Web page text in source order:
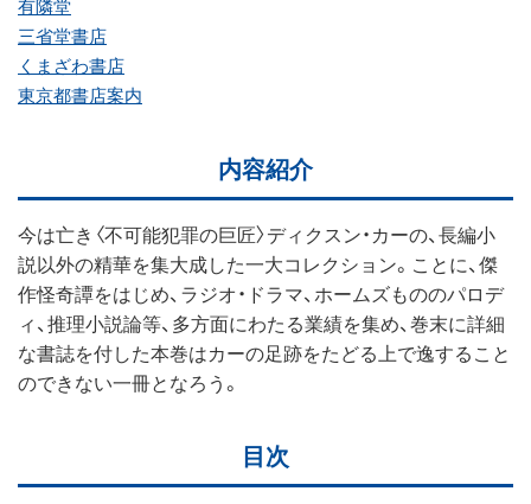
有隣堂
三省堂書店
くまざわ書店
東京都書店案内
内容紹介
今は亡き〈不可能犯罪の巨匠〉ディクスン・カーの、長編小
説以外の精華を集大成した一大コレクション。ことに、傑
作怪奇譚をはじめ、ラジオ・ドラマ、ホームズもののパロデ
ィ、推理小説論等、多方面にわたる業績を集め、巻末に詳細
な書誌を付した本巻はカーの足跡をたどる上で逸すること
のできない一冊となろう。
目次